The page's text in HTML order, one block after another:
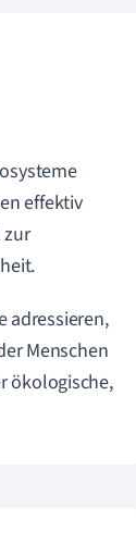
effektiv
adressieren,
Menschen
ökologische,